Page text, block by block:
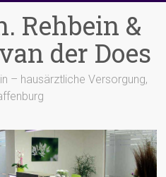
Rehbein &
der Does
– hausärztliche Versorgung,